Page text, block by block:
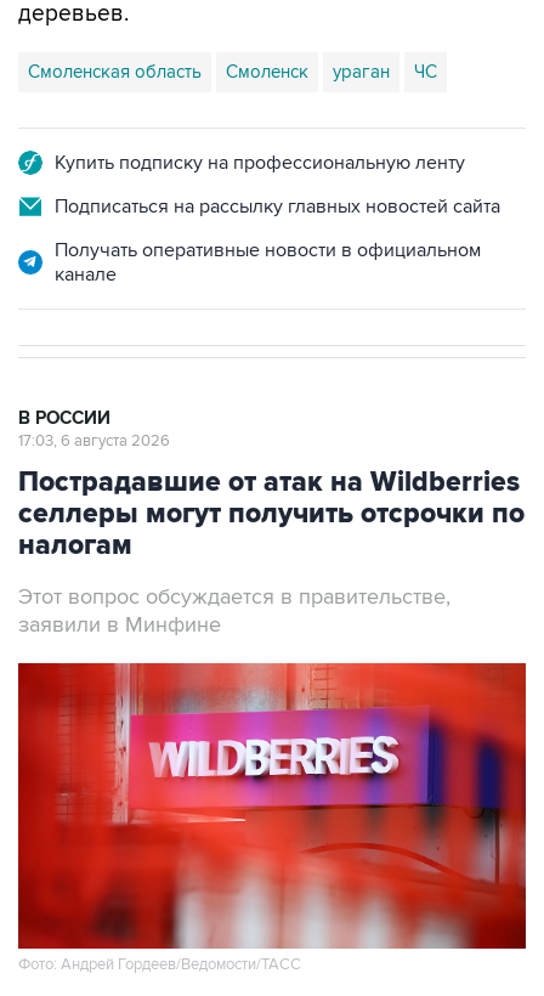
деревьев.
Смоленская область Смоленск ураган ЧС
Купить подписку на профессиональную ленту
Подписаться на рассылку главных новостей сайта
Получать оперативные новости в официальном
канале
В РОССИИ
17:03, 6 августа 2026
Пострадавшие от атак на Wildberries
селлеры могут получить отсрочки по
налогам
Этот вопрос обсуждается в правительстве,
заявили в Минфине
Фото: Андрей Гордеев/Ведомости/ТАСС